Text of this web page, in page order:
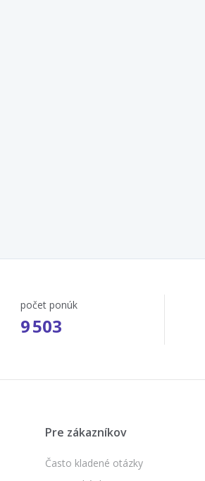
počet ponúk
9 503
Pre zákazníkov
Často kladené otázky